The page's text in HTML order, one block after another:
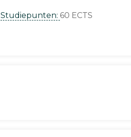
Studiepunten: 60 ECTS